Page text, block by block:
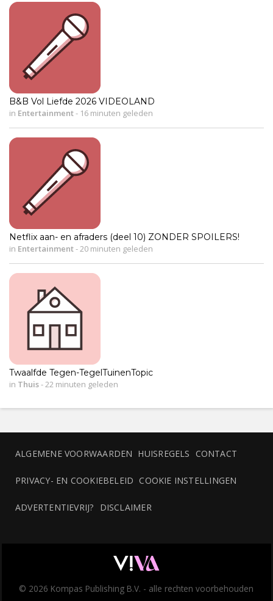
B&B Vol Liefde 2026 VIDEOLAND
in Entertainment- 16 minuten geleden
Netflix aan- en afraders (deel 10) ZONDER SPOILERS!
in Entertainment- 20 minuten geleden
Twaalfde Tegen-TegelTuinenTopic
in Thuis- 22 minuten geleden
ALGEMENE VOORWAARDEN HUISREGELS CONTACT
PRIVACY- EN COOKIEBELEID COOKIE INSTELLINGEN
ADVERTENTIEVRIJ? DISCLAIMER
© 2026 Kompas Publishing B.V. - alle rechten voorbehouden